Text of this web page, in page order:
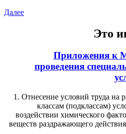
Далее
Это
Приложения
проведения
1. Отнесение условий труда на
классам (подклассам)
воздействии химического
веществ раздражающего